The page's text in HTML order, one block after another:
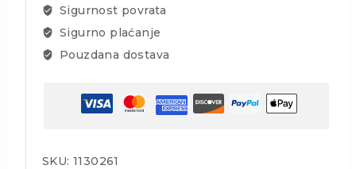
Sigurnost povrata
Sigurno plaćanje
Pouzdana dostava
SKU: 1130261